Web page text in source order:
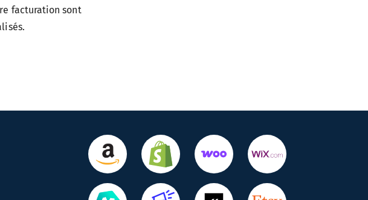
facturation sont